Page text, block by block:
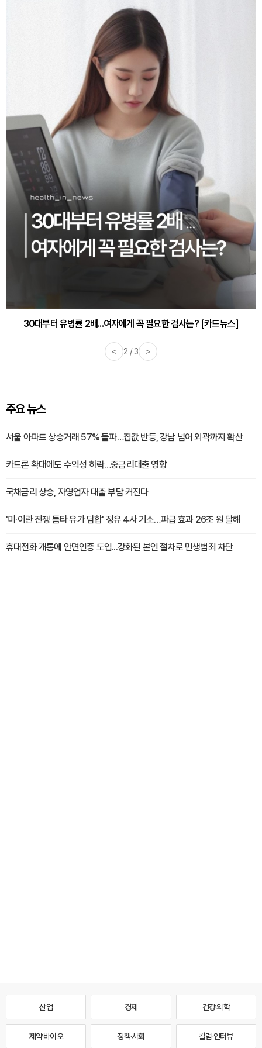
30대부터 유병률 2배...여자에게 꼭 필요한 검사는? [카드뉴스]
감기·독감 예방하고 면역력 높이는 4가지 영양제 [카드뉴스]
< 2 / 3 >
주요 뉴스
서울 아파트 상승거래 57% 돌파…집값 반등, 강남 넘어 외곽까지 확산
카드론 확대에도 수익성 하락…중금리대출 영향
국채금리 상승, 자영업자 대출 부담 커진다
'미·이란 전쟁 틈타 유가 담합' 정유 4사 기소…파급 효과 26조 원 달해
휴대전화 개통에 안면인증 도입...강화된 본인 절차로 민생범죄 차단
산업 경제 건강·의학
제약·바이오 정책·사회 칼럼·인터뷰